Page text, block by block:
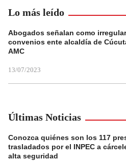
Lo más leído
Abogados señalan como
convenios ente alcaldía de
AMC
13/07/2023
Últimas Noticias
Conozca quiénes son los 117
trasladados por el INPEC a
alta seguridad